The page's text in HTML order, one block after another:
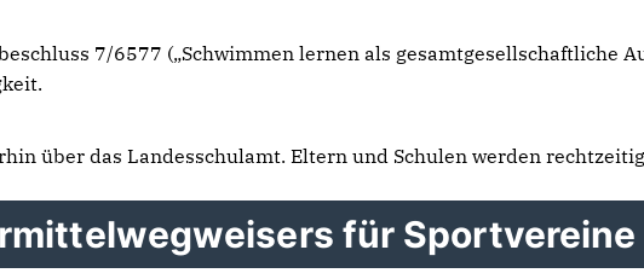
7/6577 („Schwimmen lernen als gesamtgesellschaftliche
über das Landesschulamt. Eltern und Schulen werden
für Sportvereine